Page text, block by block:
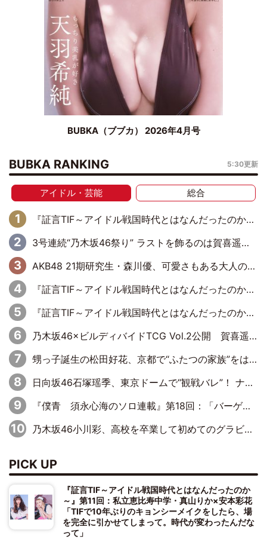
BUBKA（ブブカ） 2026年4月号
BUBKA RANKING 5:30更新
アイドル・芸能 総合
『証言TIF～アイドル戦国時代とはなんだったのか～』第6回：でんぱ組.inc・古川未鈴×相沢梨紗「『ハロプロやりたかったな』って言ったら、夢眠ねむさんに『てめえはでんぱ組．incなんだよ！』って肩パンされて(笑)」
3号連続“乃木坂46祭り” ラストを飾るのは賀喜遥香…5年ぶりの登場に「5年分大人になった私を見ていただけたら」
AKB48 21期研究生・森川優、可愛さもある大人の女性に
『証言TIF～アイドル戦国時代とはなんだったのか～』第11回：私立恵比寿中学・真山りか×安本彩花「TIFで10年ぶりのキョンシーメイクをしたら、場を完全に引かせてしまって。時代が変わったんだなって」
『証言TIF～アイドル戦国時代とはなんだったのか～』第10回：さくら学院・武藤彩未×飯田らうら「正直、中3で辞めるというのを信じてなくて。そう言われてはいたけど、嘘でしょって」
乃木坂46×ビルディバイドTCG Vol.2公開 賀喜遥香＆田村真佑が『京まふ』ステージに登壇
甥っ子誕生の松田好花、京都で“ふたつの家族”をはしご！ “母”黒谷友香に見送られ、“父”松岡昌宏とはハシゴ酒
日向坂46石塚瑶季、東京ドームで“観戦バレ”！ ナイツ・塙も認めた「巨人に詳しすぎるアイドル」は元VENUSスクール生で杉内コーチ推し⁉
『僕青 須永心海のソロ連載』第18回：「バーゲンセールハンターみうな inしまむら」編
乃木坂46小川彩、高校を卒業して初めてのグラビア「大人になった感じがしました(笑)」
PICK UP
『証言TIF～アイドル戦国時代とはなんだったのか
～』第11回：私立恵比寿中学・真山りか×安本彩花
「TIFで10年ぶりのキョンシーメイクをしたら、場
を完全に引かせてしまって。時代が変わったんだな
って」